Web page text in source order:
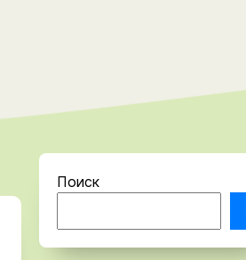
Поиск